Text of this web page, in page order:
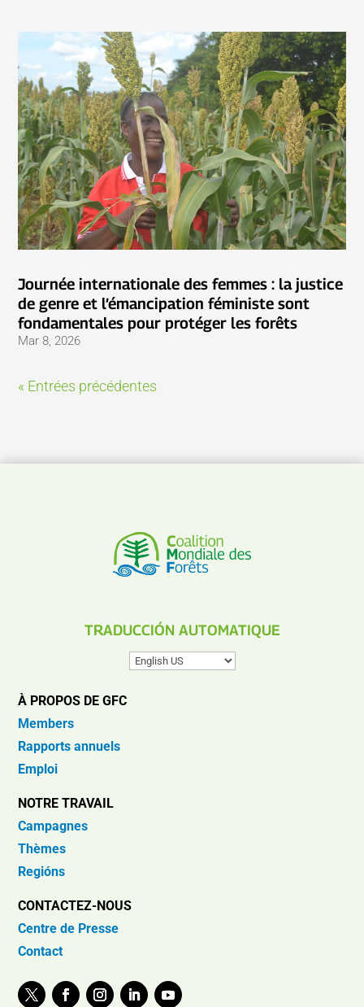
Journée internationale des femmes : la justice
de genre et l’émancipation féministe sont
fondamentales pour protéger les forêts
Mar 8, 2026
« Entrées précédentes
TRADUCCIÓN AUTOMATIQUE
À PROPOS DE GFC
Members
Rapports annuels
Emploi
NOTRE TRAVAIL
Campagnes
Thèmes
Regións
CONTACTEZ-NOUS
Centre de Presse
Contact